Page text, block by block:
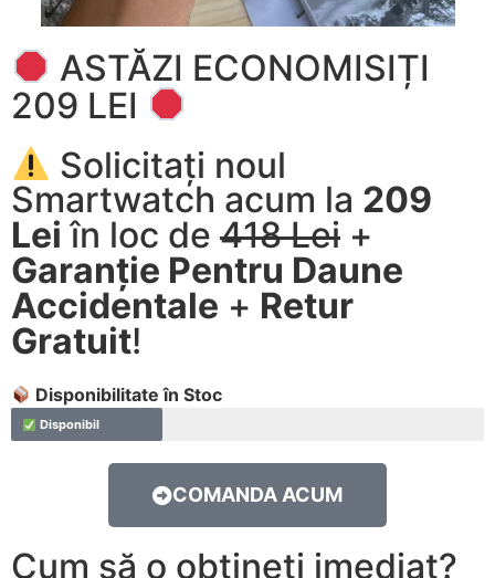
ASTĂZI ECONOMISIȚI
209 LEI
Solicitați noul
Smartwatch acum la 209
Lei în loc de 418 Lei +
Garanție Pentru Daune
Accidentale + Retur
Gratuit!
Disponibilitate în Stoc
Disponibil
COMANDA ACUM
Cum să o obțineți imediat?